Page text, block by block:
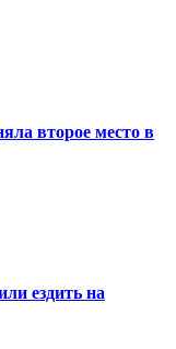
второе место в
ездить на